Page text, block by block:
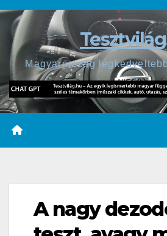
Skip
content
Magyarország
A nagy